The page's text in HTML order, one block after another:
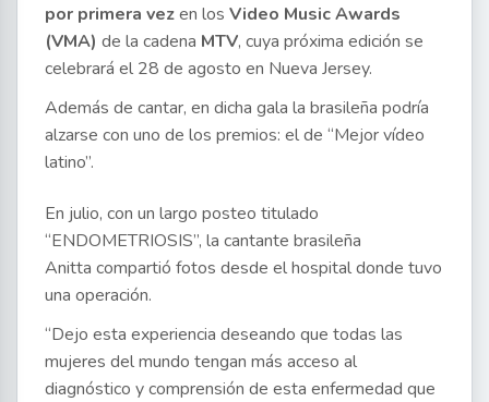
por primera vezen los Video Music Awards
(VMA) de la cadena MTV, cuya próxima edición se
celebrará el 28 de agosto en Nueva Jersey.
Además de cantar, en dicha gala la brasileña podría
alzarse con uno de los premios: el de “Mejor vídeo
latino”.
En julio, con un largo posteo titulado
“ENDOMETRIOSIS”, la cantante brasileña
Anitta compartió fotos desde el hospital donde tuvo
una operación.
“Dejo esta experiencia deseando que todas las
mujeres del mundo tengan más acceso al
diagnóstico y comprensión de esta enfermedad que